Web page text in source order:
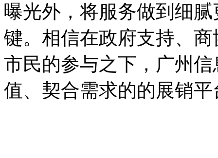
曝光外，将服务做到细
键。相信在政府支持、
市民的参与之下，广州
值、契合需求的的展销平